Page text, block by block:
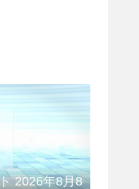
2026年8月8